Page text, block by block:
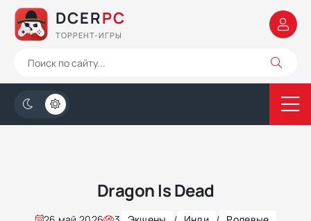
DCERPC
ТОРРЕНТ-ИГРЫ
Dragon Is Dead